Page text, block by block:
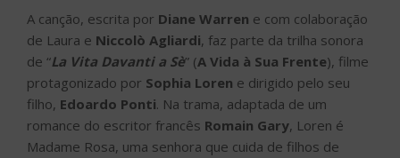
A canção, escrita por Diane Warren e com colaboração
de Laura e Niccolò Agliardi, faz parte da trilha sonora
de “La Vita Davanti a Sè” (A Vida à Sua Frente), filme
protagonizado por Sophia Loren e dirigido pelo seu
filho, Edoardo Ponti. Na trama, adaptada de um
romance do escritor francês Romain Gary, Loren é
Madame Rosa, uma senhora que cuida de filhos de